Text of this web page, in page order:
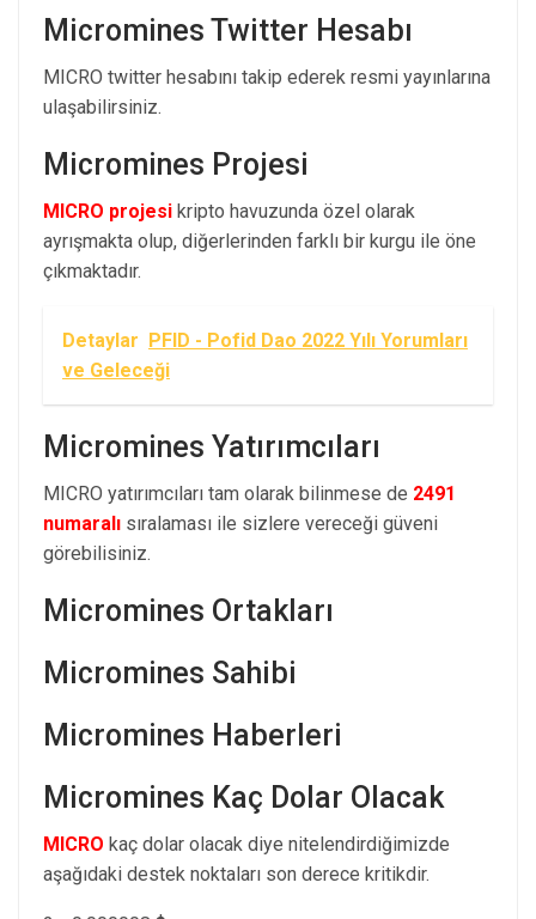
Micromines Twitter Hesabı
MICRO twitter hesabını takip ederek resmi yayınlarına
ulaşabilirsiniz.
Micromines Projesi
MICRO projesi kripto havuzunda özel olarak
ayrışmakta olup, diğerlerinden farklı bir kurgu ile öne
çıkmaktadır.
Detaylar PFID - Pofid Dao 2022 Yılı Yorumları
ve Geleceği
Micromines Yatırımcıları
MICRO yatırımcıları tam olarak bilinmese de 2491
numaralı sıralaması ile sizlere vereceği güveni
görebilisiniz.
Micromines Ortakları
Micromines Sahibi
Micromines Haberleri
Micromines Kaç Dolar Olacak
MICRO kaç dolar olacak diye nitelendirdiğimizde
aşağıdaki destek noktaları son derece kritikdir.